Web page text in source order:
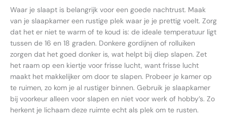
Waar je slaapt is belangrijk voor een goede nachtrust. Maak
van je slaapkamer een rustige plek waar je je prettig voelt. Zorg
dat het er niet te warm of te koud is: de ideale temperatuur ligt
tussen de 16 en 18 graden. Donkere gordijnen of rolluiken
zorgen dat het goed donker is, wat helpt bij diep slapen. Zet
het raam op een kiertje voor frisse lucht, want frisse lucht
maakt het makkelijker om door te slapen. Probeer je kamer op
te ruimen, zo kom je al rustiger binnen. Gebruik je slaapkamer
bij voorkeur alleen voor slapen en niet voor werk of hobby’s. Zo
herkent je lichaam deze ruimte echt als plek om te rusten.